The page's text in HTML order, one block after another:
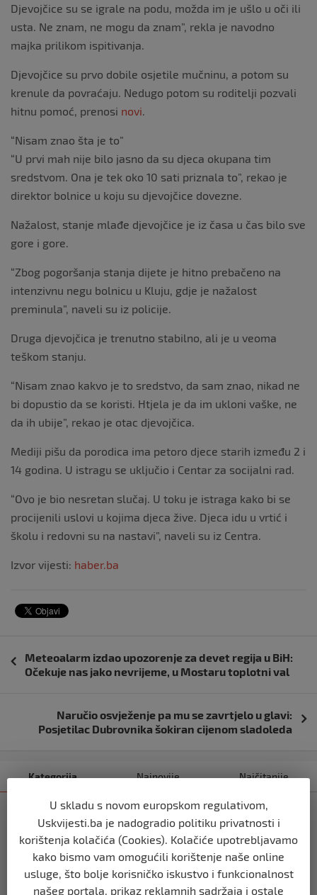
Djevojčice su se igrale na podu, možda im je ušlo u oči ili
usta. Ne znam, ne mogu da znam”, rekla je navodno
majka prilikom ispitivanja.
Djevojčice su prvo dobile osjetile mučninu, a potom su
krenule da povraćaju. Nedugo potom su roditelji pozvali
hitnu pomoć, prenosi novi.
“Nisam znao šta je to”
“U prvi mah nije bilo jasno da su djeca okupana tim
sredstvom. Ona je tek oko 10 sati priznala to”, rekao je
direktor bolnice u koju su djevojčice dovezne.
Nažalost, stanje mlađe djevojčice je iz časa u čas bilo sve
gore i gore.
“Zbog pogoršanja stanja dijete je hitno prebačeno na
intenzivnu negu bolnicu u Kluju, gdje je nažalost
preminula”, naveli su iz policije.
Druga djevojčica je trenutno stabilno, ali je u veoma
teškom stanju.
“Nisam znao kakvo je to sredstvo, da sam znao, nikad ne
bi dopustio da se koristi. Htjela je da im ukloni vaške, ne
da ih ubije”, rekao je otac djevojčica.
Mediji pišu da porodica ima petoro djece starih između 2 i
14 godina. U istragu se uključio i Centar za socijalni rad.
“Ovo je bio nesretan slučaj. U toku je istraga kako bi se
procijenili uslovi u kojima djeca žive. Djeca idu u vrtić i
školu i redovni su na nastavi”, naveli su iz Centra.
Izvor vijesti: haber.ba
objava
Meteoalarm izdao upozorenje za devet regija u BiH:
Očekuje nas jako nevrijeme, u Mostaru toplotni val
Naručio osvježenje pa mu se zavrtjelo u glavi:
Posjetilac Dubrovnika šokiran cijenom sladoleda
Kategorija Najnovije Najčitanije
SVIJET
Italijanski kapetan iz flotile za Gazu
primio islam nakon što su izraelske
snage prekinule molitvu njegove
posade
prije 10 mjeseci
U skladu s novom europskom regulativom,
Uskvijesti.ba je nadogradio politiku privatnosti i
korištenja kolačića (Cookies). Kolačiće upotrebljavamo
kako bismo vam omogućili korištenje naše online
usluge, što bolje korisničko iskustvo i funkcionalnost
našeg portala, prikaz reklamnih sadržaja i ostale